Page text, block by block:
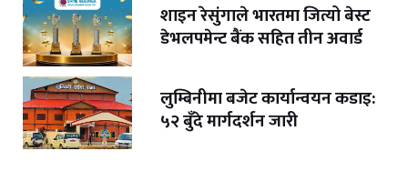
शाइन रेसुंगाले भारतमा जित्यो बेस्ट
डेभलपमेन्ट बैंक सहित तीन अवार्ड
लुम्बिनीमा बजेट कार्यान्वयन कडाइ:
५२ बुँदे मार्गदर्शन जारी